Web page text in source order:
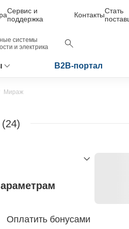
Сервис и
поддержка
КонтактыСтать
системы
и электрика
B2B-портал
Мираж
(24)
сигнализация
охранно-пожарные
Оплатить бонусами